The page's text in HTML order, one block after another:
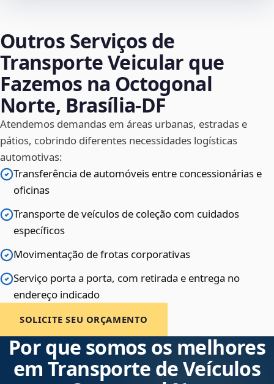
Outros Serviços de
Transporte Veicular que
Fazemos na Octogonal
Norte, Brasília‑DF
Atendemos demandas em áreas urbanas, estradas e
pátios, cobrindo diferentes necessidades logísticas
automotivas:
Transferência de automóveis entre concessionárias e
oficinas
Transporte de veículos de coleção com cuidados
específicos
Movimentação de frotas corporativas
Serviço porta a porta, com retirada e entrega no
endereço indicado
SOLICITE SEU ORÇAMENTO
Por que somos os melhores
em Transporte de Veículos